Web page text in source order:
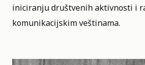
iniciranju društvenih aktivnosti i
komunikacijskim veštinama.